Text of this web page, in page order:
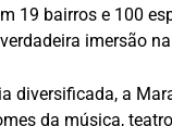
19 bairros e 100
imersão
diversificada, a
da música,